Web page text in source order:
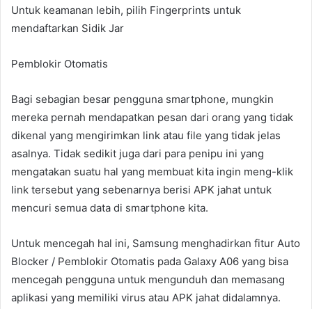
Untuk keamanan lebih, pilih Fingerprints untuk
mendaftarkan Sidik Jar
Pemblokir Otomatis
Bagi sebagian besar pengguna smartphone, mungkin
mereka pernah mendapatkan pesan dari orang yang tidak
dikenal yang mengirimkan link atau file yang tidak jelas
asalnya. Tidak sedikit juga dari para penipu ini yang
mengatakan suatu hal yang membuat kita ingin meng-klik
link tersebut yang sebenarnya berisi APK jahat untuk
mencuri semua data di smartphone kita.
Untuk mencegah hal ini, Samsung menghadirkan fitur Auto
Blocker / Pemblokir Otomatis pada Galaxy A06 yang bisa
mencegah pengguna untuk mengunduh dan memasang
aplikasi yang memiliki virus atau APK jahat didalamnya.